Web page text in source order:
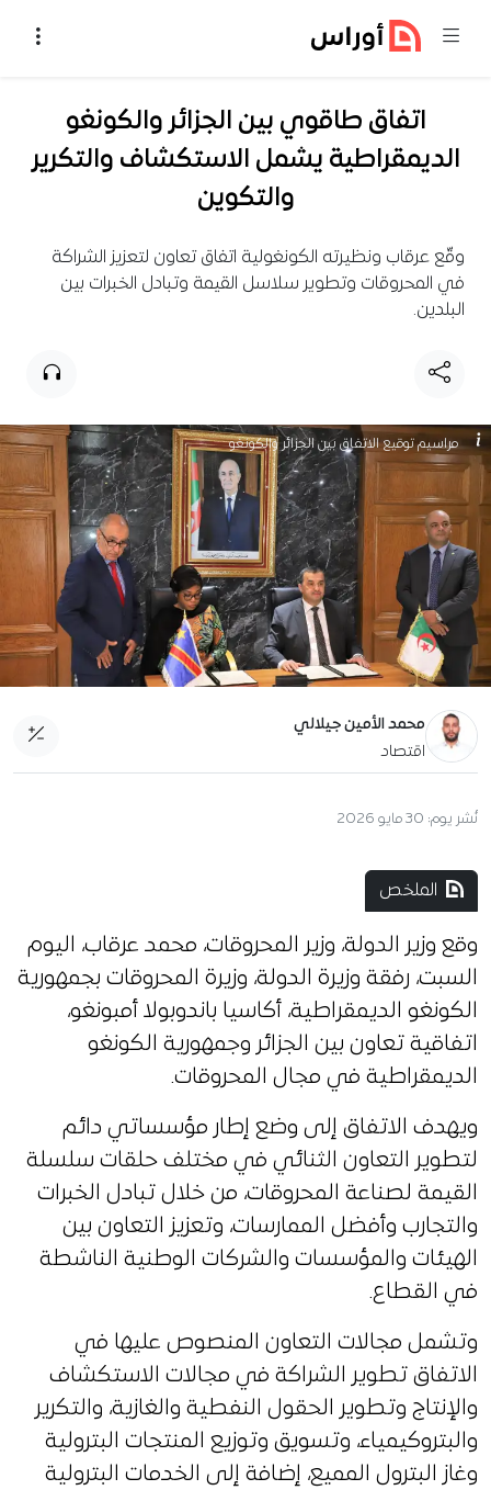
اتفاق طاقوي بين الجزائر والكونغو
الديمقراطية يشمل الاستكشاف والتكرير
والتكوين
وقّع عرقاب ونظيرته الكونغولية اتفاق تعاون لتعزيز الشراكة
في المحروقات وتطوير سلاسل القيمة وتبادل الخبرات بين
البلدين.
مراسيم توقيع الاتفاق بين الجزائر والكونغو
محمد الأمين جيلالي
اقتصاد
نُشر يوم: 30 مايو 2026
الملخص
وقع وزير الدولة، وزير المحروقات، محمد عرقاب، اليوم
السبت، رفقة وزيرة الدولة، وزيرة المحروقات بجمهورية
الكونغو الديمقراطية، أكاسيا باندوبولا أمبونغو،
اتفاقية تعاون بين الجزائر وجمهورية الكونغو
الديمقراطية في مجال المحروقات.
ويهدف الاتفاق إلى وضع إطار مؤسساتي دائم
لتطوير التعاون الثنائي في مختلف حلقات سلسلة
القيمة لصناعة المحروقات، من خلال تبادل الخبرات
والتجارب وأفضل الممارسات، وتعزيز التعاون بين
الهيئات والمؤسسات والشركات الوطنية الناشطة
في القطاع.
وتشمل مجالات التعاون المنصوص عليها في
الاتفاق تطوير الشراكة في مجالات الاستكشاف
والإنتاج وتطوير الحقول النفطية والغازية، والتكرير
والبتروكيمياء، وتسويق وتوزيع المنتجات البترولية
وغاز البترول المميع، إضافة إلى الخدمات البترولية